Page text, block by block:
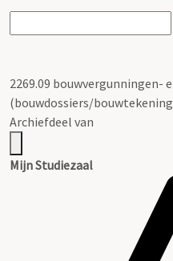
2269.09 bouwvergunningen-
(bouwdossiers/
Archiefdeel van
Mijn Studiezaal